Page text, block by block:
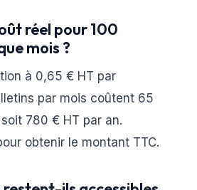
réel pour 100
mois ?
à 0,65 € HT par
par mois coûtent 65
780 € HT par an.
obtenir le montant TTC.